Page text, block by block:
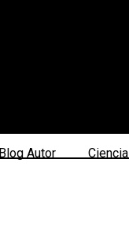
Blog Autor Ciencia